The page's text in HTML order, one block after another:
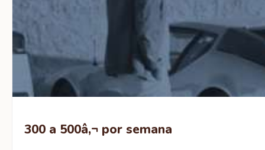
300 a 500â‚¬ por semana